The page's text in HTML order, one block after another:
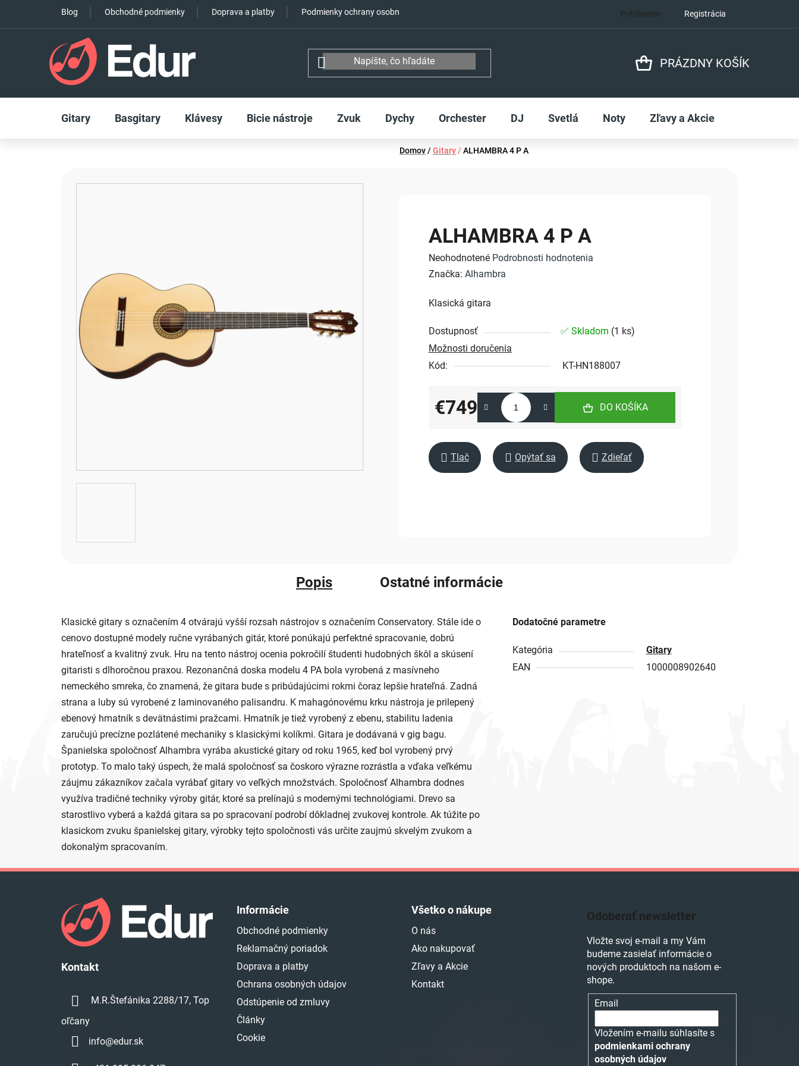
obsah
Blog Obchodné podmienky Doprava a platby Podmienky ochrany osobných údajov Prihlásenie Registrácia
PRÁZDNY KOŠÍK
Gitary Basgitary Klávesy Bicie nástroje Zvuk Dychy Orchester DJ Svetlá Noty Zľavy a Akcie
Domov/Gitary / ALHAMBRA 4 P A
ALHAMBRA 4 P A
Priemerné
hodnotenie
je
z
5
hviezdičiek.
Neohodnotené Podrobnosti hodnotenia
Značka: Alhambra
Klasická gitara
Dostupnosť ✅ Skladom (1 ks)
Možnosti doručenia
Kód:
KT-HN188007
€749
Jednotková cena:
DO KOŠÍKA
Tlač Opýtať sa Zdieľať
Popis Ostatné informácie
Klasické gitary s označením 4 otvárajú vyšší rozsah nástrojov s označením Conservatory. Stále ide o
cenovo dostupné modely ručne vyrábaných gitár, ktoré ponúkajú perfektné spracovanie, dobrú
hrateľnosť a kvalitný zvuk. Hru na tento nástroj ocenia pokročilí študenti hudobných škôl a skúsení
gitaristi s dlhoročnou praxou. Rezonančná doska modelu 4 PA bola vyrobená z masívneho
nemeckého smreka, čo znamená, že gitara bude s pribúdajúcimi rokmi čoraz lepšie hrateľná. Zadná
strana a luby sú vyrobené z laminovaného palisandru. K mahagónovému krku nástroja je prilepený
ebenový hmatník s devätnástimi pražcami. Hmatník je tiež vyrobený z ebenu, stabilitu ladenia
zaručujú precízne pozlátené mechaniky s klasickými kolíkmi. Gitara je dodávaná v gig bagu.
Španielska spoločnosť Alhambra vyrába akustické gitary od roku 1965, keď bol vyrobený prvý
prototyp. To malo taký úspech, že malá spoločnosť sa čoskoro výrazne rozrástla a vďaka veľkému
záujmu zákazníkov začala vyrábať gitary vo veľkých množstvách. Spoločnosť Alhambra dodnes
využíva tradičné techniky výroby gitár, ktoré sa prelínajú s modernými technológiami. Drevo sa
starostlivo vyberá a každá gitara sa po spracovaní podrobí dôkladnej zvukovej kontrole. Ak túžite po
klasickom zvuku španielskej gitary, výrobky tejto spoločnosti vás určite zaujmú skvelým zvukom a
dokonalým spracovaním.
Dodatočné parametre
Kategória
Gitary
EAN
1000008902640
Kontakt
M.R.Štefánika 2288/17, Top
oľčany
info@edur.sk
Informácie
Obchodné podmienky
Reklamačný poriadok
Doprava a platby
Ochrana osobných údajov
Odstúpenie od zmluvy
Články
Cookie
Všetko o nákupe
O nás
Ako nakupovať
Zľavy a Akcie
Kontakt
Odoberať newsletter
Vložte svoj e-mail a my Vám
budeme zasielať informácie o
nových produktoch na našom e-
shope.
Email
Vložením e-mailu súhlasíte s
podmienkami ochrany
osobných údajov